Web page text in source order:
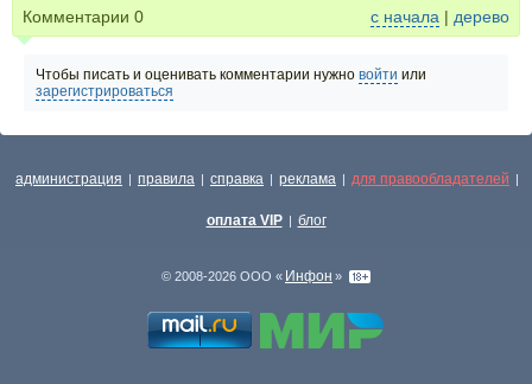
Комментарии 0 с начала | дерево
Чтобы писать и оценивать комментарии нужно войти или
зарегистрироваться
администрация | правила | справка | реклама | для правообладателей |
оплата VIP | блог
© 2008-2026 ООО « Инфон »